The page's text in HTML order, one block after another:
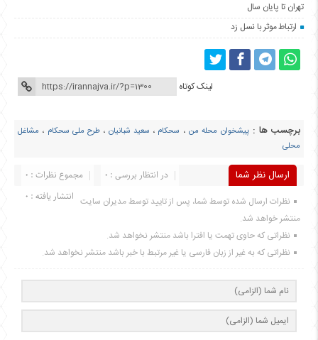
تهران تا پایان سال
ارتباط موثر با نسل زد
لینک کوتاه
برچسب ها : پیشخوان محله من ، سحکام ، سعید شبانیان ، طرح ملی سحکام ، مشاغل
محلی
ارسال نظر شما مجموع نظرات : 0
در انتظار بررسی : 0
انتشار یافته : 0 نظرات ارسال شده توسط شما، پس از تایید توسط مدیران سایت
منتشر خواهد شد.
نظراتی که حاوی تهمت یا افترا باشد منتشر نخواهد شد.
نظراتی که به غیر از زبان فارسی یا غیر مرتبط با خبر باشد منتشر نخواهد شد.